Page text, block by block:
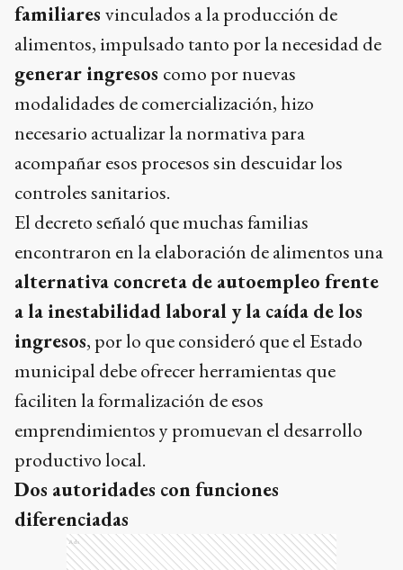
familiares vinculados a la producción de
alimentos, impulsado tanto por la necesidad de
generar ingresos como por nuevas
modalidades de comercialización, hizo
necesario actualizar la normativa para
acompañar esos procesos sin descuidar los
controles sanitarios.
El decreto señaló que muchas familias
encontraron en la elaboración de alimentos una
alternativa concreta de autoempleo frente
a la inestabilidad laboral y la caída de los
ingresos, por lo que consideró que el Estado
municipal debe ofrecer herramientas que
faciliten la formalización de esos
emprendimientos y promuevan el desarrollo
productivo local.
Dos autoridades con funciones
diferenciadas
Ads